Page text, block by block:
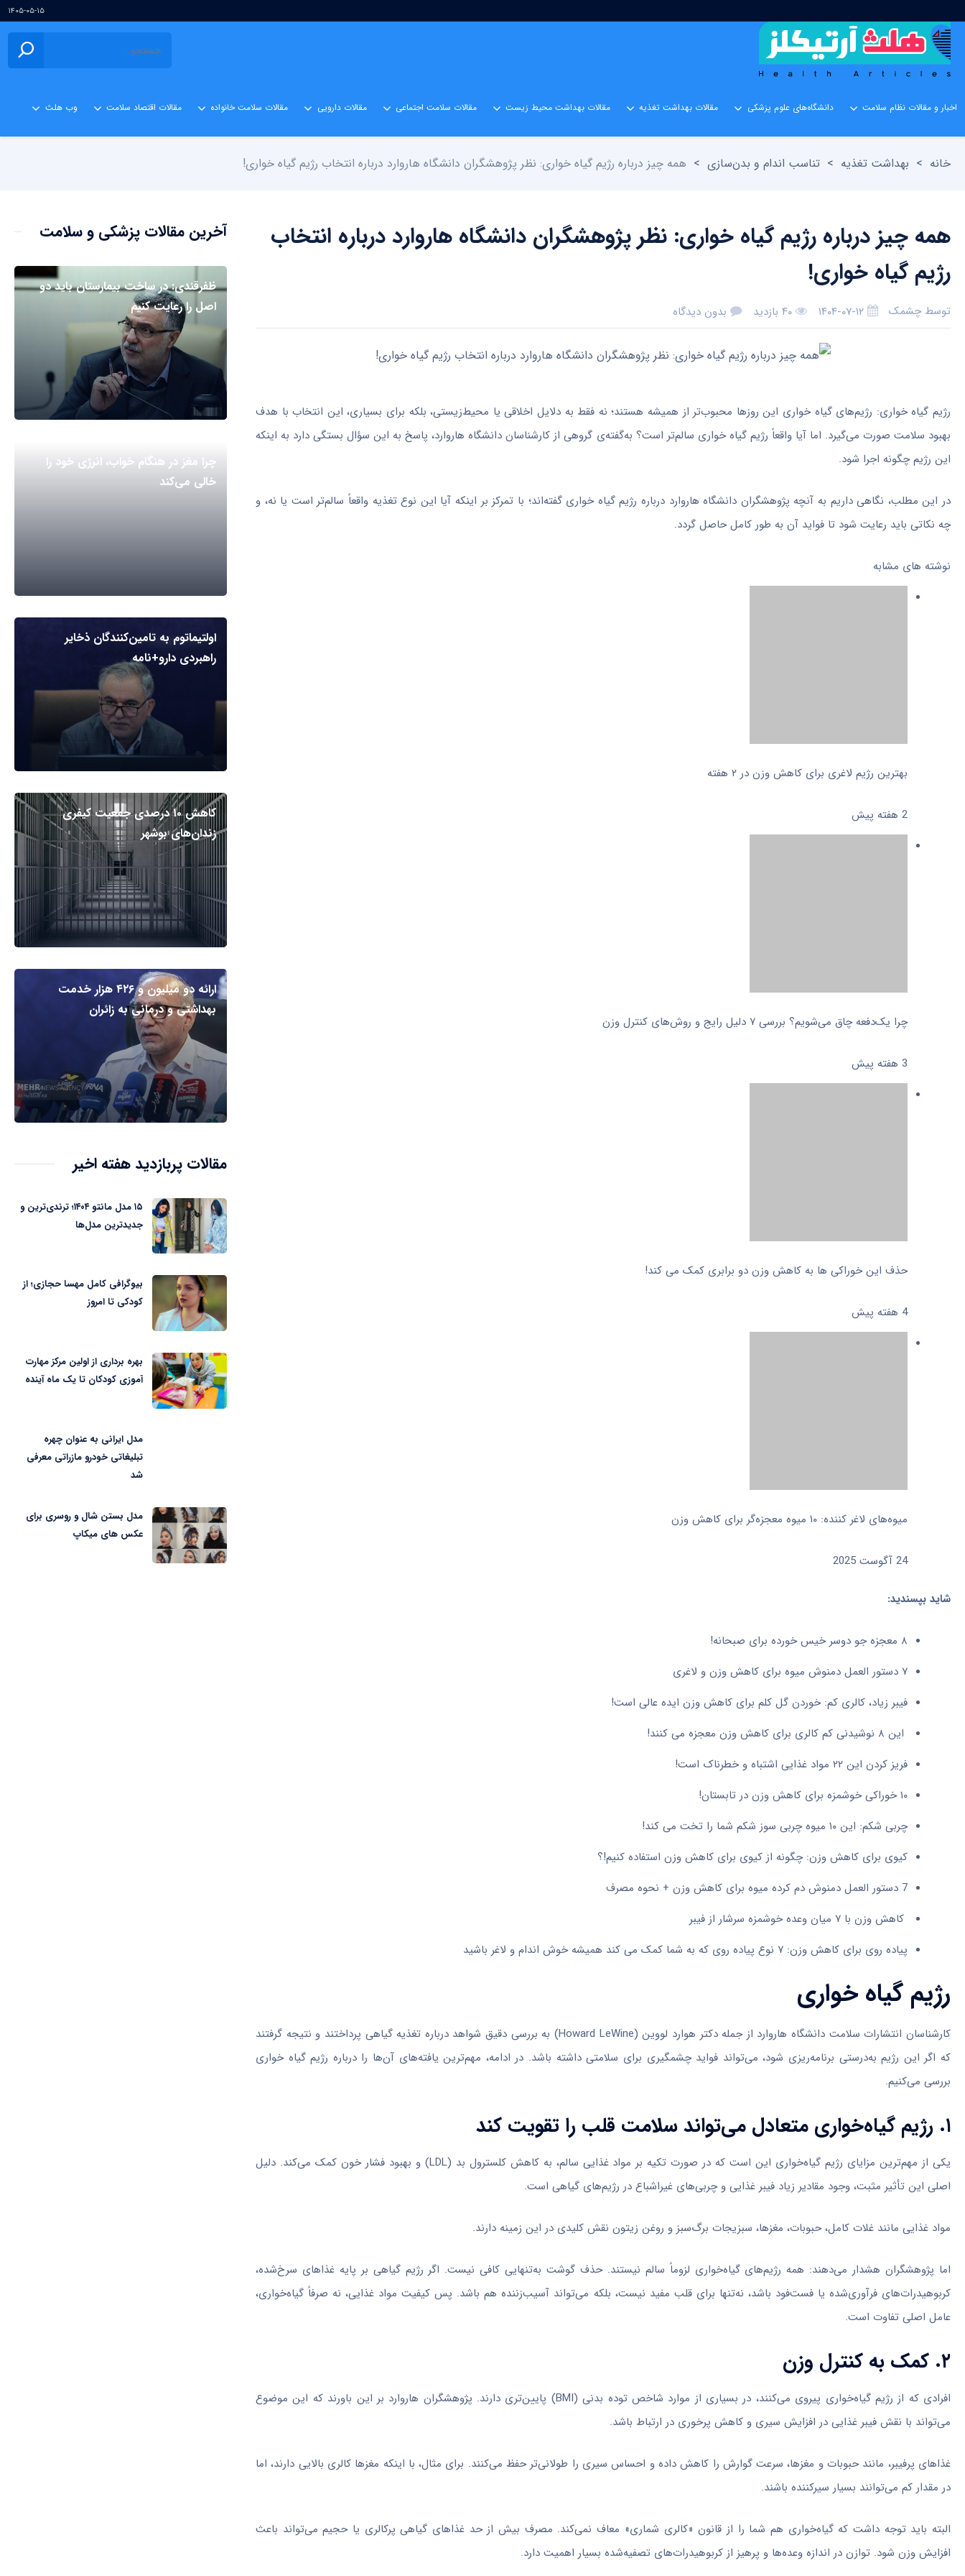
۱۴۰۵-۰۵-۱۵
اخبار و مقالات نظام سلامت دانشگاه‌های علوم پزشکی مقالات بهداشت تغذیه مقالات بهداشت محیط زیست مقالات سلامت اجتماعی مقالات دارویی مقالات سلامت خانواده مقالات اقتصاد سلامت وب هلث
خانه > بهداشت تغذیه > تناسب اندام و بدن‌سازی > همه چیز درباره رژیم گیاه خواری: نظر پژوهشگران دانشگاه هاروارد درباره انتخاب رژیم گیاه‌ خواری!
همه چیز درباره رژیم گیاه خواری: نظر پژوهشگران دانشگاه هاروارد درباره انتخاب
رژیم گیاه‌ خواری!
توسطچشمک ۱۴۰۴-۰۷-۱۲ ۴۰ بازدید بدون دیدگاه
رژیم گیاه خواری: رژیم‌های گیاه خواری این روزها محبوب‌تر از همیشه هستند؛ نه فقط به دلایل اخلاقی یا محیط‌زیستی، بلکه برای بسیاری، این انتخاب با هدف
بهبود سلامت صورت می‌گیرد. اما آیا واقعاً رژیم گیاه خواری سالم‌تر است؟ به‌گفته‌ی گروهی از کارشناسان دانشگاه هاروارد، پاسخ به این سؤال بستگی دارد به اینکه
این رژیم چگونه اجرا شود.
در این مطلب، نگاهی داریم به آنچه پژوهشگران دانشگاه هاروارد درباره رژیم گیاه خواری گفته‌اند؛ با تمرکز بر اینکه آیا این نوع تغذیه واقعاً سالم‌تر است یا نه، و
چه نکاتی باید رعایت شود تا فواید آن به طور کامل حاصل گردد.
نوشته های مشابه
بهترین رژیم لاغری برای کاهش وزن در ۲ هفته
2 هفته پیش
چرا یک‌دفعه چاق می‌شویم؟ بررسی ۷ دلیل رایج و روش‌های کنترل وزن
3 هفته پیش
حذف این خوراکی ها به کاهش وزن دو برابری کمک می کند!
4 هفته پیش
میوه‌های لاغر کننده: ۱۰ میوه معجزه‌گر برای کاهش وزن
24 آگوست 2025
شاید بپسندید:
۸ معجزه جو دوسر خیس خورده برای صبحانه!
۷ دستور العمل دمنوش میوه برای کاهش وزن و لاغری
فیبر زیاد، کالری کم: خوردن گل کلم برای کاهش وزن ایده عالی است!
این ۸ نوشیدنی کم کالری برای کاهش وزن معجزه می کنند!
فریز کردن این ۲۲ مواد غذایی اشتباه و خطرناک است!
۱۰ خوراکی خوشمزه برای کاهش وزن در تابستان!
چربی شکم: این ۱۰ میوه چربی سوز شکم شما را تخت می کند!
کیوی برای کاهش وزن: چگونه از کیوی برای کاهش وزن استفاده کنیم!؟
7 دستور العمل دمنوش دم کرده میوه برای کاهش وزن + نحوه مصرف
کاهش وزن با ۷ میان وعده خوشمزه سرشار از فیبر
پیاده روی برای کاهش وزن: ۷ نوع پیاده روی که به شما کمک می کند همیشه خوش اندام و لاغر باشید
رژیم گیاه خواری
کارشناسان انتشارات سلامت دانشگاه هاروارد از جمله دکتر هوارد لووین (Howard LeWine) به بررسی دقیق شواهد درباره تغذیه گیاهی پرداختند و نتیجه گرفتند
که اگر این رژیم به‌درستی برنامه‌ریزی شود، می‌تواند فواید چشمگیری برای سلامتی داشته باشد. در ادامه، مهم‌ترین یافته‌های آن‌ها را درباره رژیم گیاه خواری
بررسی می‌کنیم.
۱. رژیم گیاه‌خواری متعادل می‌تواند سلامت قلب را تقویت کند
یکی از مهم‌ترین مزایای رژیم گیاه‌خواری این است که در صورت تکیه بر مواد غذایی سالم، به کاهش کلسترول بد (LDL) و بهبود فشار خون کمک می‌کند. دلیل
اصلی این تأثیر مثبت، وجود مقادیر زیاد فیبر غذایی و چربی‌های غیراشباع در رژیم‌های گیاهی است.
مواد غذایی مانند غلات کامل، حبوبات، مغزها، سبزیجات برگ‌سبز و روغن زیتون نقش کلیدی در این زمینه دارند.
اما پژوهشگران هشدار می‌دهند: همه رژیم‌های گیاه‌خواری لزوماً سالم نیستند. حذف گوشت به‌تنهایی کافی نیست. اگر رژیم گیاهی بر پایه غذاهای سرخ‌شده،
کربوهیدرات‌های فرآوری‌شده یا فست‌فود باشد، نه‌تنها برای قلب مفید نیست، بلکه می‌تواند آسیب‌زننده هم باشد. پس کیفیت مواد غذایی، نه صرفاً گیاه‌خواری،
عامل اصلی تفاوت است.
۲. کمک به کنترل وزن
افرادی که از رژیم گیاه‌خواری پیروی می‌کنند، در بسیاری از موارد شاخص توده بدنی (BMI) پایین‌تری دارند. پژوهشگران هاروارد بر این باورند که این موضوع
می‌تواند با نقش فیبر غذایی در افزایش سیری و کاهش پرخوری در ارتباط باشد.
غذاهای پرفیبر، مانند حبوبات و مغزها، سرعت گوارش را کاهش داده و احساس سیری را طولانی‌تر حفظ می‌کنند. برای مثال، با اینکه مغزها کالری بالایی دارند، اما
در مقدار کم می‌توانند بسیار سیرکننده باشند.
البته باید توجه داشت که گیاه‌خواری هم شما را از قانون «کالری شماری» معاف نمی‌کند. مصرف بیش از حد غذاهای گیاهی پرکالری یا حجیم می‌تواند باعث
افزایش وزن شود. توازن در اندازه وعده‌ها و پرهیز از کربوهیدرات‌های تصفیه‌شده بسیار اهمیت دارد.
آخرین مقالات پزشکی و سلامت
ظفرقندی: در ساخت بیمارستان باید دو
اصل را رعایت کنیم
چرا مغز در هنگام خواب، انرژی خود را
خالی می‌کند
اولتیماتوم به تامین‌کنندگان ذخایر
راهبردی دارو+نامه
کاهش ۱۰ درصدی جمعیت کیفری
زندان‌های بوشهر
ارائه دو میلیون و ۴۲۶ هزار خدمت
بهداشتی و درمانی به زائران
مقالات پربازدید هفته اخیر
۱۵ مدل مانتو ۱۴۰۴؛ ترندی‌ترین و
جدیدترین مدل‌ها
بیوگرافی کامل مهسا حجازی؛ از
کودکی تا امروز
بهره برداری از اولین مرکز مهارت
آموزی کودکان تا یک ماه آینده
مدل ایرانی به عنوان چهره
تبلیغاتی خودرو مازراتی معرفی
شد
مدل بستن شال و روسری برای
عکس های میکاپ